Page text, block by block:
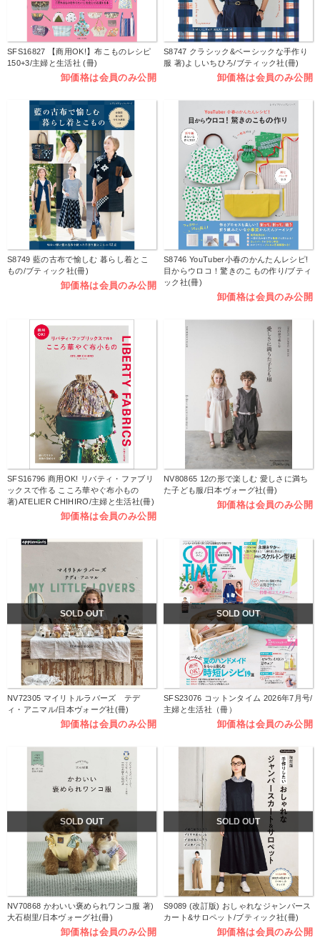
SFS16827 【商用OK!】布こものレシピ
150+3/主婦と生活社 (冊)
卸価格は会員のみ公開
S8747 クラシック&ベーシックな手作り
服 著)よしいちひろ/ブティック社(冊)
卸価格は会員のみ公開
S8749 藍の古布で愉しむ 暮らし着とこ
もの/ブティック社(冊)
卸価格は会員のみ公開
S8746 YouTuber小春のかんたんレシピ!
目からウロコ！驚きのこもの作り/ブティ
ック社(冊)
卸価格は会員のみ公開
SFS16796 商用OK! リバティ・ファブリ
ックスで作る こころ華やぐ布小もの
著)ATELIER CHIHIRO/主婦と生活社(冊)
卸価格は会員のみ公開
NV80865 12の形で楽しむ 愛しさに満ち
た子ども服/日本ヴォーグ社(冊)
卸価格は会員のみ公開
SOLD OUT
NV72305 マイリトルラバーズ テデ
ィ・アニマル/日本ヴォーグ社(冊)
卸価格は会員のみ公開
SOLD OUT
SFS23076 コットンタイム 2026年7月号/
主婦と生活社（冊）
卸価格は会員のみ公開
SOLD OUT
NV70868 かわいい褒められワンコ服 著)
大石樹里/日本ヴォーグ社(冊)
卸価格は会員のみ公開
SOLD OUT
S9089 (改訂版) おしゃれなジャンパース
カート&サロペット/ブティック社(冊)
卸価格は会員のみ公開